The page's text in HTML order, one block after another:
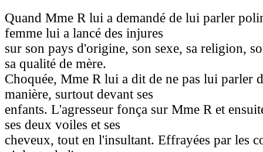
Quand Mme R lui a demandé de lui parler
femme lui a lancé des injures
sur son pays d'origine, son sexe, sa religion,
sa qualité de mère.
Choquée, Mme R lui a dit de ne pas lui parler
manière, surtout devant ses
enfants. L'agresseur fonça sur Mme R et
ses deux voiles et ses
cheveux, tout en l'insultant. Effrayées par les